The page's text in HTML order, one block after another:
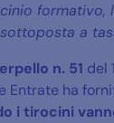
formativo,
a
n. 51 del
Entrate ha
i tirocini